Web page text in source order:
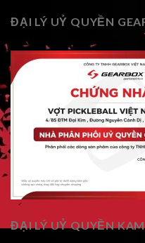
ĐẠI LÝ UỶ QUYỀN
ĐẠI LÝ UỶ QUYỀN